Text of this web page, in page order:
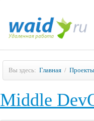
Вы здесь: Главная / Проекты
Middle